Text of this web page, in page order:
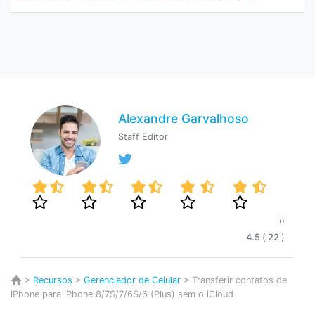
Alexandre Garvalhoso
Staff Editor
()
4.5 ( 22 )
> Recursos > Gerenciador de Celular > Transferir contatos de
iPhone para iPhone 8/7S/7/6S/6 (Plus) sem o iCloud